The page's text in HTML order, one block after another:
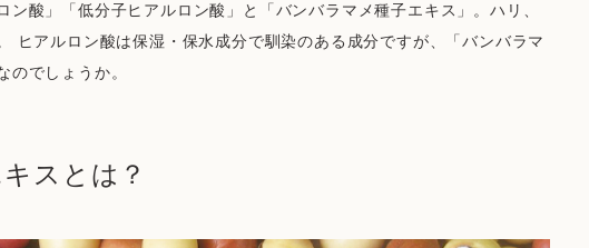
ン酸」「低分子ヒアルロン酸」と「バンバラマメ種子エキス」。ハリ、
ヒアルロン酸は保湿・保水成分で馴染のある成分ですが、「バンバラマ
のでしょうか。
スとは？